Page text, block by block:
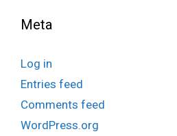
Meta
Log in
Entries feed
Comments feed
WordPress.org